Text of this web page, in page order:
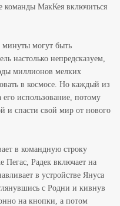
команды МакКея включиться
минуты могут быть
настолько непредсказуем,
миллионов мелких
в космосе. Но каждый из
использование, потому
и спасти свой мир от нового
в командную строку
Пегас, Радек включает на
в устройстве Януса
с Родни и кивнув
на кнопки, а потом